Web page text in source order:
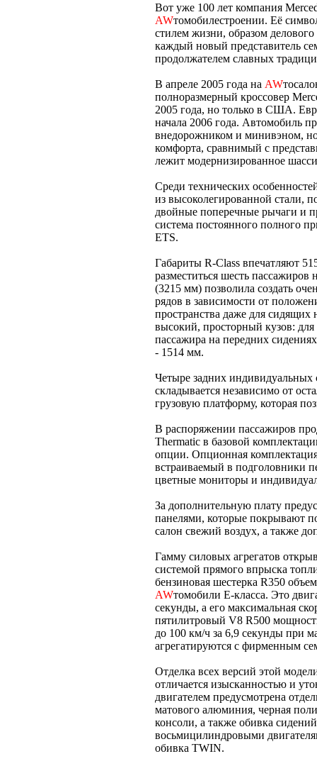
Вот уже 100 лет компания
AWтомобилестроении. Её
стилем жизни, образом
каждый новый представитель
продолжателем славных
В апреле 2005 года на AW
полноразмерный кроссовер
2005 года, но только в США.
начала 2006 года. Автомобиль
внедорожником и минивэном,
комфорта, сравнимый с
лежит модернизированное
Среди технических
из высоколегированной стали,
двойные поперечные рычаги и
система постоянного полного
ETS.
Габариты R-Class впечатляют
разместиться шесть пассажиров
(3215 мм) позволила создать
рядов в зависимости от
пространства даже для
высокий, просторный кузов:
пассажира на передних
- 1514 мм.
Четыре задних индивидуальных
складывается независимо от
грузовую платформу, которая
В распоряжении пассажиров
Thermatic в базовой
опции. Опционная
встраиваемый в подголовники
цветные мониторы и
За дополнительную плату
панелями, которые покрывают
салон свежий воздух, а также
Гамму силовых агрегатов
системой прямого впрыска
бензиновая шестерка R350
AWтомобили E-класса. Это
секунды, а его максимальная
пятилитровый V8 R500
до 100 км/ч за 6,9 секунды при
агрегатируются с фирменным
Отделка всех версий этой
отличается изысканностью и
двигателем предусмотрена
матового алюминия, черная
консоли, а также обивка
восьмицилиндровыми
обивка TWIN.